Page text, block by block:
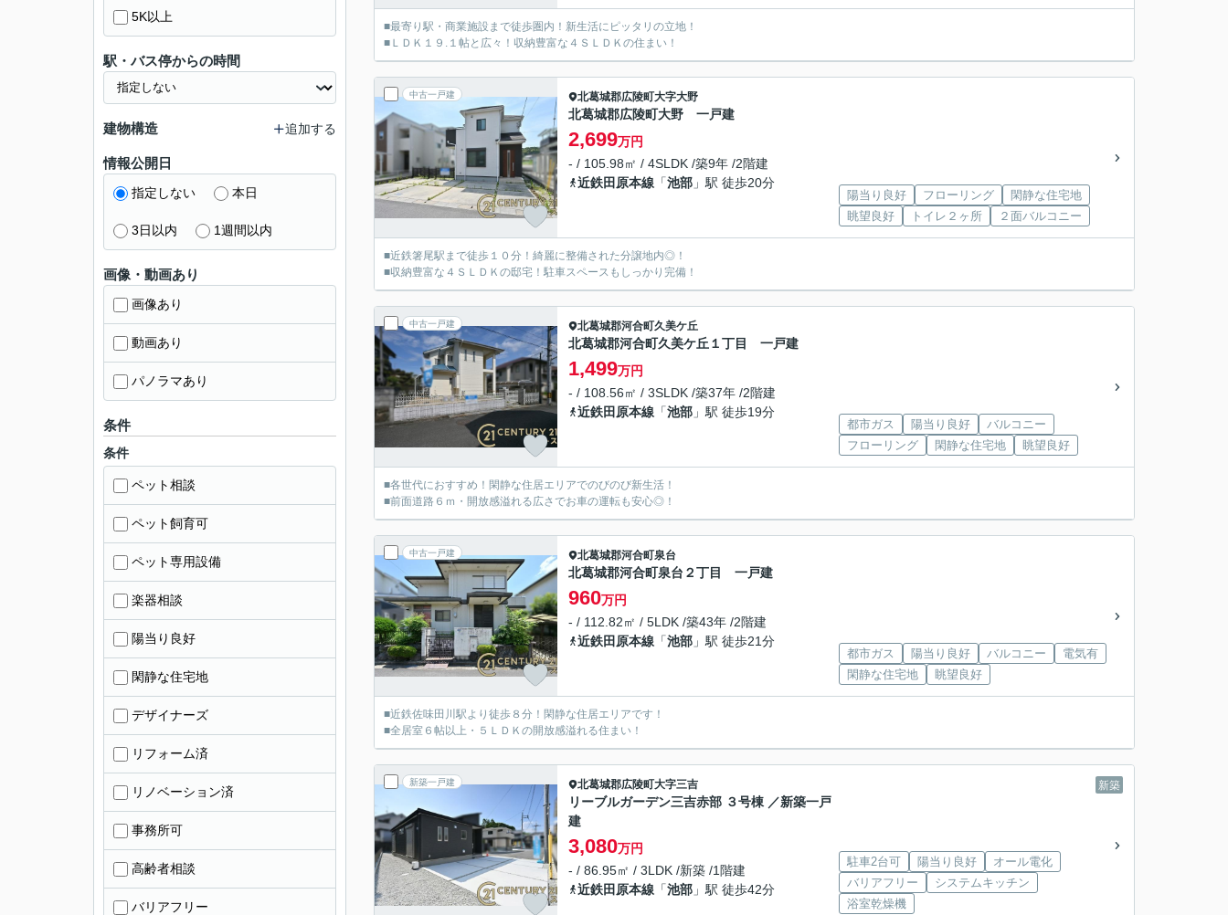
■最寄り駅・商業施設まで徒歩圏内！新生活にピッタリの立地！
■ＬＤＫ１９.１帖と広々！収納豊富な４ＳＬＤＫの住まい！
中古一戸建 北葛城郡広陵町大字大野
北葛城郡広陵町大野 一戸建
2,699万円
- / 105.98㎡ / 4SLDK /築9年 /2階建
近鉄田原本線 「池部 」駅 徒歩20分
陽当り良好 フローリング
閑静な住宅地
眺望良好
トイレ２ヶ所 ２面バルコニー
■近鉄箸尾駅まで徒歩１０分！綺麗に整備された分譲地内◎！
■収納豊富な４ＳＬＤＫの邸宅！駐車スペースもしっかり完備！
中古一戸建 北葛城郡河合町久美ケ丘
北葛城郡河合町久美ケ丘１丁目 一戸建
1,499万円
- / 108.56㎡ / 3SLDK /築37年 /2階建
近鉄田原本線 「池部 」駅 徒歩19分
都市ガス 陽当り良好
バルコニー
フローリング
閑静な住宅地 眺望良好
■各世代におすすめ！閑静な住居エリアでのびのび新生活！
■前面道路６ｍ・開放感溢れる広さでお車の運転も安心◎！
中古一戸建 北葛城郡河合町泉台
北葛城郡河合町泉台２丁目 一戸建
960万円
- / 112.82㎡ / 5LDK /築43年 /2階建
近鉄田原本線 「池部 」駅 徒歩21分
都市ガス 陽当り良好 バルコニー
電気有
閑静な住宅地
眺望良好
■近鉄佐味田川駅より徒歩８分！閑静な住居エリアです！
■全居室６帖以上・５ＬＤＫの開放感溢れる住まい！
新築一戸建 新築
北葛城郡広陵町大字三吉
リーブルガーデン三吉赤部 ３号棟 ／新築一戸
建
3,080万円
- / 86.95㎡ / 3LDK /新築 /1階建
近鉄田原本線 「池部 」駅 徒歩42分
駐車2台可 陽当り良好
オール電化
バリアフリー
システムキッチン
浴室乾燥機
5K以上
駅・バス停からの時間
建物構造 追加する
情報公開日
指定しない 本日
3日以内 1週間以内
画像・動画あり
画像あり
動画あり
パノラマあり
条件
条件
ペット相談
ペット飼育可
ペット専用設備
楽器相談
陽当り良好
閑静な住宅地
デザイナーズ
リフォーム済
リノベーション済
事務所可
高齢者相談
バリアフリー